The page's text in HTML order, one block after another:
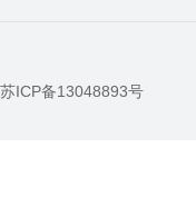
苏ICP备13048893号